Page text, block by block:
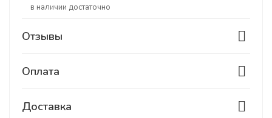
В наличии достаточно
Отзывы
Оплата
Доставка